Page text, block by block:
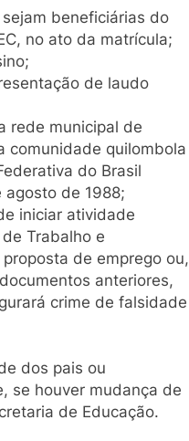
beneficiárias do
no ato da matrícula;
de laudo
municipal de
comunidade quilombola
do Brasil
agosto de 1988;
iniciar atividade
Trabalho e
de emprego ou,
anteriores,
crime de falsidade
dos pais ou
se houver mudança de
de Educação.